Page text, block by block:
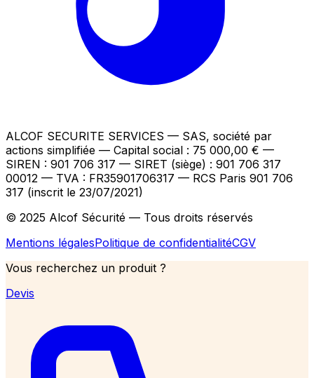
ALCOF SECURITE SERVICES — SAS, société par
actions simplifiée — Capital social : 75 000,00 € —
SIREN : 901 706 317 — SIRET (siège) : 901 706 317
00012 — TVA : FR35901706317 — RCS Paris 901 706
317 (inscrit le 23/07/2021)
© 2025 Alcof Sécurité — Tous droits réservés
Mentions légalesPolitique de confidentialitéCGV
Vous recherchez un produit ?
Devis